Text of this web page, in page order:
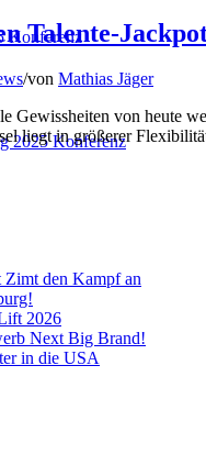
Konferenz
2025 Konferenz
Talente-
/von Mathias Jäger
Gewissheiten von heute
liegt in größerer
Zimt den Kampf an
2026
Next Big Brand!
in die USA